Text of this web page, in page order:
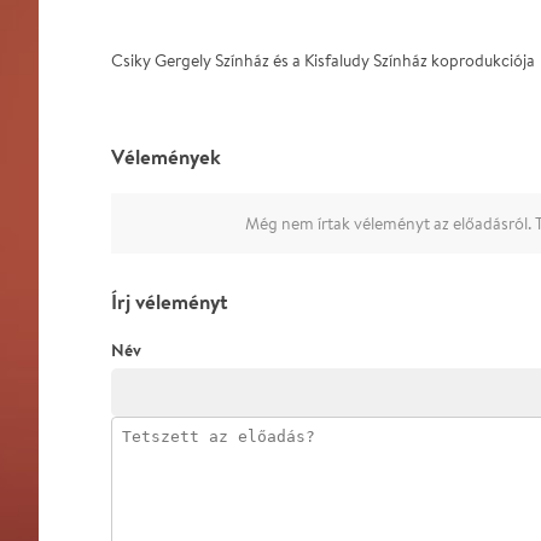
Csiky Gergely Színház és a Kisfaludy Színház koprodukciója
Vélemények
Még nem írtak véleményt az előadásról.
Írj véleményt
Név